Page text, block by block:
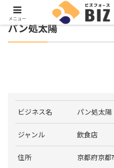
パン処太陽
ビジネス名 パン処太陽
ジャンル 飲食店
住所 京都府京都
メニュー